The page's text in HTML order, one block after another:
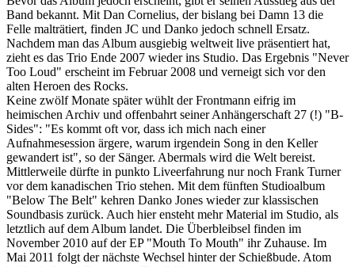
Band bekannt. Mit Dan Cornelius, der bislang bei Damn 13 die
Felle malträtiert, finden JC und Danko jedoch schnell Ersatz.
Nachdem man das Album ausgiebig weltweit live präsentiert hat,
zieht es das Trio Ende 2007 wieder ins Studio. Das Ergebnis "Never
Too Loud" erscheint im Februar 2008 und verneigt sich vor den
alten Heroen des Rocks.
Keine zwölf Monate später wühlt der Frontmann eifrig im
heimischen Archiv und offenbahrt seiner Anhängerschaft 27 (!) "B-
Sides": "Es kommt oft vor, dass ich mich nach einer
Aufnahmesession ärgere, warum irgendein Song in den Keller
gewandert ist", so der Sänger. Abermals wird die Welt bereist.
Mittlerweile dürfte in punkto Liveerfahrung nur noch Frank Turner
vor dem kanadischen Trio stehen. Mit dem fünften Studioalbum
"Below The Belt" kehren Danko Jones wieder zur klassischen
Soundbasis zurück. Auch hier ensteht mehr Material im Studio, als
letztlich auf dem Album landet. Die Überbleibsel finden im
November 2010 auf der EP "Mouth To Mouth" ihr Zuhause. Im
Mai 2011 folgt der nächste Wechsel hinter der Schießbude. Atom